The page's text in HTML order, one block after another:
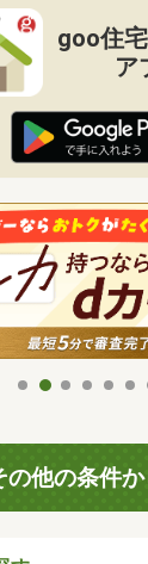
goo住
ア
の他の条件